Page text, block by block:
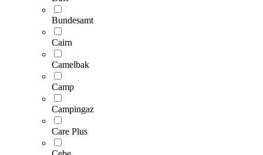
Bundesamt
Cairn
Camelbak
Camp
Campingaz
Care Plus